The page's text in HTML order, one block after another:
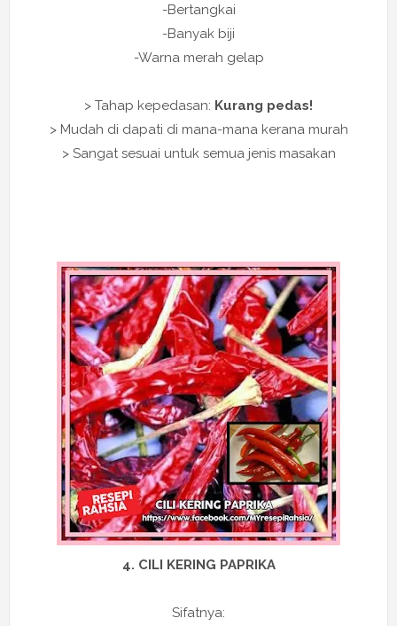
-Bertangkai
-Banyak biji
-Warna merah gelap
> Tahap kepedasan: Kurang pedas!
> Mudah di dapati di mana-mana kerana murah
> Sangat sesuai untuk semua jenis masakan
4. CILI KERING PAPRIKA
Sifatnya: